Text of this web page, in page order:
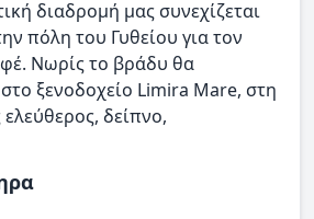
διαδρομή μας συνεχίζεται
πόλη του Γυθείου για τον
Νωρίς το βράδυ θα
ξενοδοχείο Limira Mare, στη
δείπνο,